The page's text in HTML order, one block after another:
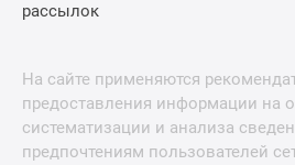
рассылок
На сайте применяются
предоставления информации на
систематизации и анализа
предпочтениям пользователей